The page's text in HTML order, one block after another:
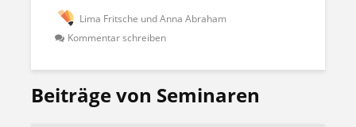
Lima Fritsche und Anna Abraham
Kommentar schreiben
Beiträge von Seminaren